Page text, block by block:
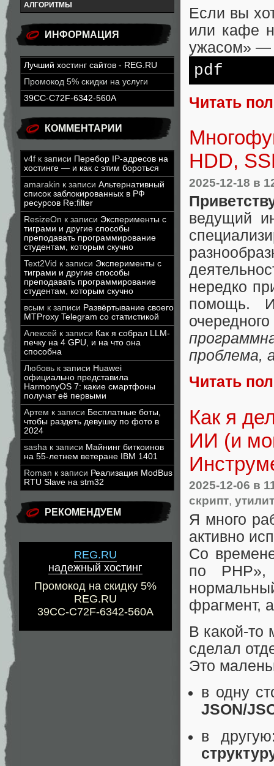
АЛГОРИТМЫ
ИНФОРМАЦИЯ
Лучший хостинг сайтов - REG.RU
Промокод 5% скидки на услуги
39CC-C72F-6342-560A
КОММЕНТАРИИ
v4f к записи Перебор IP-адресов на
хостинге — и как с этим бороться
amarakin к записи Альтернативный
список заблокированных в РФ
ресурсов Re:filter
ResizeOn к записи Эксперименты с
тиграми и другие способы
преподавать программирование
студентам, которым скучно
Text2Vid к записи Эксперименты с
тиграми и другие способы
преподавать программирование
студентам, которым скучно
всым к записи Развёртывание своего
MTProxy Telegram со статистикой
Алексей к записи Как я собрал LLM-
печку на 4 GPU, и на что она
способна
Любовь к записи Huawei
официально представила
HarmonyOS 7: какие смартфоны
получат её первыми
Артем к записи Бесплатные боты,
чтобы раздеть девушку по фото в
2024
sasha к записи Майнинг биткоинов
на 55-летнем ветеране IBM 1401
Roman к записи Реализация ModBus
RTU Slave на stm32
РЕКОМЕНДУЕМ
REG.RU
надежный хостинг
Промокод на скидку 5%
REG.RU
39CC-C72F-6342-560A
Если вы
или кафе
ужасом» —
pdf
Читать
HDD,
2025-12-18 в
ведущий
нередко
помощь.
проблема,
Читать
Как я
ИИ (и
2025-12-06 в
скрипт,
Я много
активно
Со
по
фрагмент,
В какой-то
сделал
Это
в одну
JSON/
в